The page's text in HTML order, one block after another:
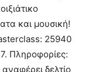
και μουσική!
25940
Πληροφορίες:
δελτίο